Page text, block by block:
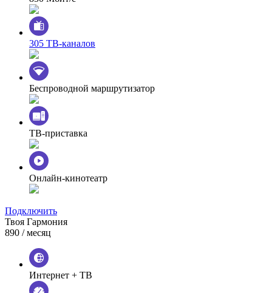
305 ТВ-каналов
Беспроводной маршрутизатор
ТВ-приставка
Онлайн-кинотеатр
Подключить
Твоя Гармония
890 / месяц
Интернет + ТВ